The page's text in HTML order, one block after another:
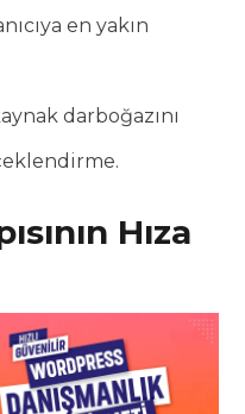
en yakın
darboğazını
Hıza